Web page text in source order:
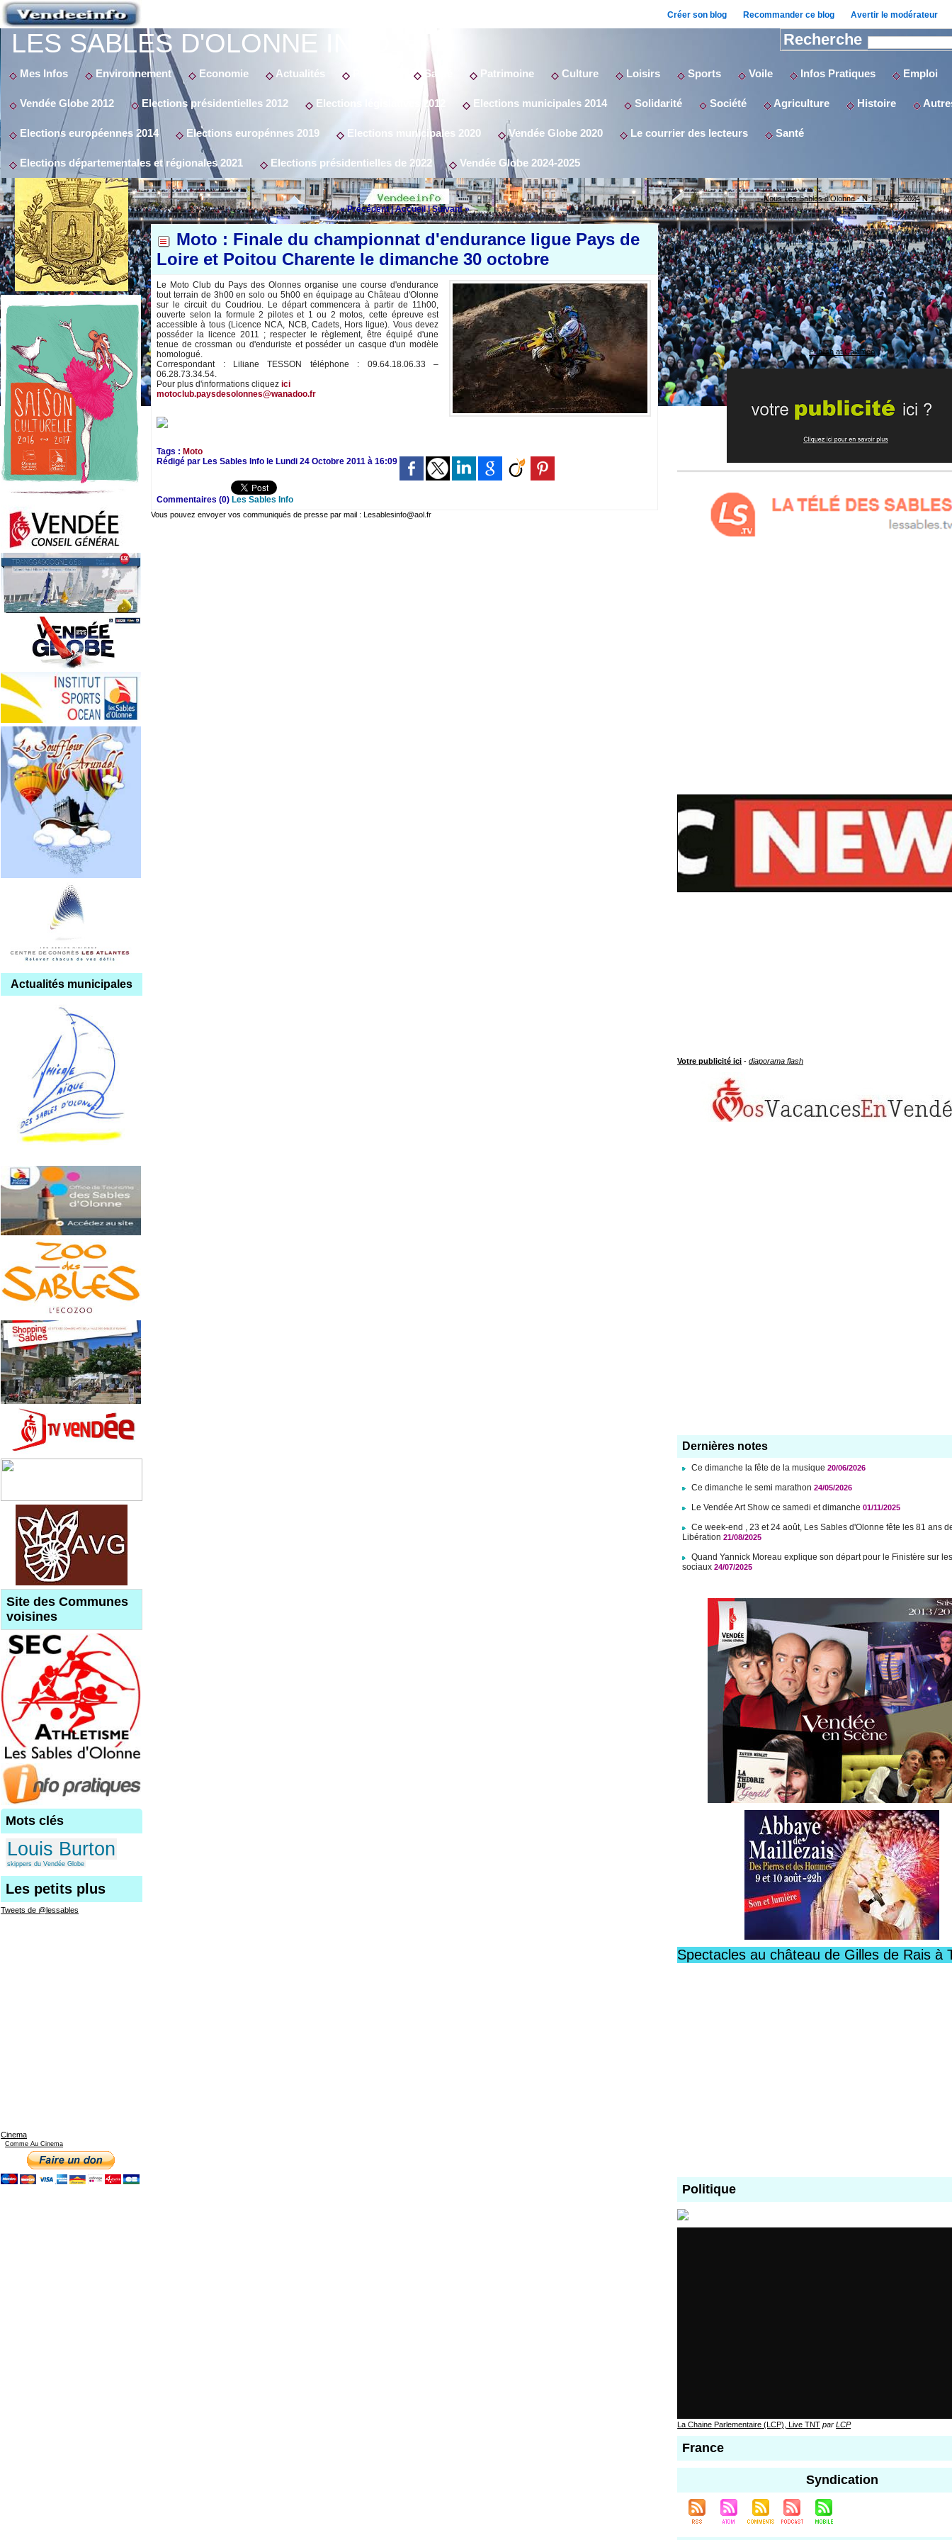
Créer son blog Recommander ce blog Avertir le modérateur
LES SABLES D'OLONNE INFO Recherche
Mes Infos Environnement Economie Actualités Santé Patrimoine Culture Loisirs Sports Voile Infos Pratiques Emploi
Vendée Globe 2012 Elections présidentielles 2012 Elections législatives 2012 Elections municipales 2014 Solidarité Société Agriculture Histoire
Elections européennes 2014 Elections europénnes 2019 Elections municipales 2020 Vendée Globe 2020 Le courrier des lecteurs Santé
Elections départementales et régionales 2021 Elections présidentielles de 2022 Vendée Globe 2024-2025
Actualités municipales
Site des Communes
voisines
Mots clés
Louis Burton
skippers du Vendée Globe
Les petits plus
Tweets de @lessables
Cinema
Comme Au Cinema
« Précédent |Accueil |Suivant »
Moto : Finale du championnat d'endurance ligue Pays de
Loire et Poitou Charente le dimanche 30 octobre
Le Moto Club du Pays des Olonnes organise une course d'endurance
tout terrain de 3h00 en solo ou 5h00 en équipage au Château d'Olonne
sur le circuit du Coudriou. Le départ commencera à partir de 11h00,
ouverte selon la formule 2 pilotes et 1 ou 2 motos, cette épreuve est
accessible à tous (Licence NCA, NCB, Cadets, Hors ligue). Vous devez
posséder la licence 2011 ; respecter le règlement, être équipé d'une
tenue de crossman ou d'enduriste et posséder un casque d'un modèle
homologué.
Correspondant : Liliane TESSON téléphone : 09.64.18.06.33 –
06.28.73.34.54.
Pour plus d'informations cliquezici
motoclub.paysdesolonnes@wanadoo.fr
Tags : Moto
Rédigé par Les Sables Info le Lundi 24 Octobre 2011 à 16:09
Commentaires (0) Les Sables Info
Vous pouvez envoyer vos communiqués de presse par mail : Lesablesinfo@aol.fr
Nous Les Sables d'Olonne - N°15, Mars 2024
Publish at Calameo
Votre publicité ici -diaporama flash
Dernières notes
Ce dimanche la fête de la musique 20/06/2026
Ce dimanche le semi marathon24/05/2026
Le Vendée Art Show ce samedi et dimanche 01/11/2025
Ce week-end , 23 et 24 août, Les Sables d'Olonne fête les 81 ans
Libération21/08/2025
Quand Yannick Moreau explique son départ pour le Finistère sur
sociaux 24/07/2025
Spectacles au château de Gilles de Rais à
Politique
La Chaine Parlementaire (LCP), Live TNT parLCP
France
Syndication